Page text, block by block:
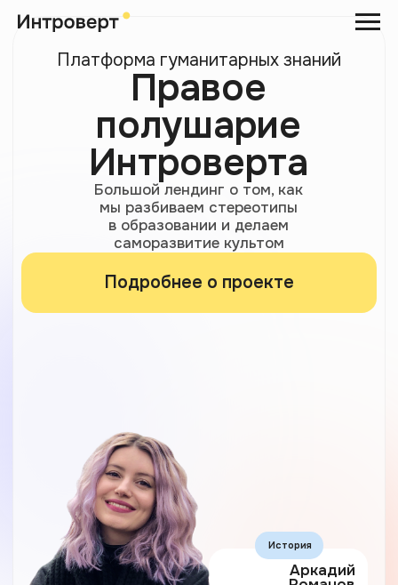
Нэлли Кундрюкова
Искусствовед, преподаватель-
исследователь (СПбГУ, РИИИ РАН)
Правое
полушарие
Интроверта
Большой лендинг о том, как
мы разбиваем стереотипы
в образовании и делаем
саморазвитие культом
Подробнее о проекте